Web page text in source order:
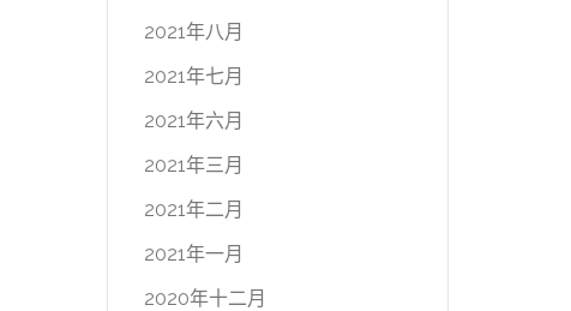
2021年八月
2021年七月
2021年六月
2021年三月
2021年二月
2021年一月
2020年十二月